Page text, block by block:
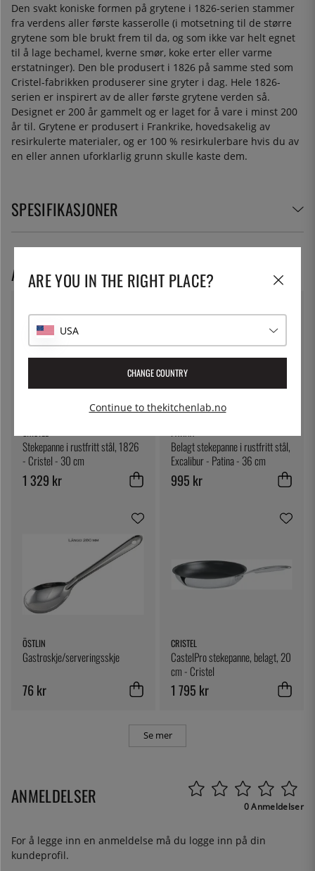
Den svakt koniske formen på grytene i 1826-serien stammer
fra verdens aller første kasserolle (i motsetning til de større
grytene som ble brukt frem til da, og som ikke var helt egnet
til å lage bechamel, kverne smør, koke erter eller varme
erstatninger). Den ble produsert i 1826 på samme sted som
Cristel-fabrikken produserer sine gryter i dag. Hele 1826-
serien er inspirert av de aller første grytene verden så.
Designet er 200 år gammelt og er laget for å vare i minst 200
år til. Grytene er produsert i Frankrike, hovedsakelig av
resirkulerte materialer, og er 100 % resirkulerbare hvis du av
en eller annen uforklarlig grunn skulle kaste dem.
SPESIFIKASJONER
CRISTEL
Stekepanne i rustfritt stål, 1826
- Cristel - 30 cm
1 329 kr
PATINA
Belagt stekepanne i rustfritt stål,
Excalibur - Patina - 36 cm
995 kr
ÖSTLIN
Gastroskje/serveringsskje
76 kr
CRISTEL
CastelPro stekepanne, belagt, 20
cm - Cristel
1 795 kr
Se mer
ANBEFALTE PRODUKTER
ANMELDELSER 0 Anmeldelser
For å legge inn en anmeldelse må du logge inn på din
kundeprofil.
ARE YOU IN THE RIGHT PLACE?
USA
CHANGE COUNTRY
Continue to thekitchenlab.no